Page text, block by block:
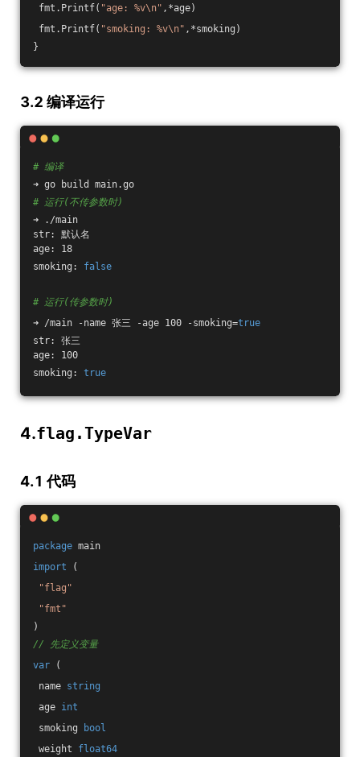
fmt.Printf( "age: %v\n" ,*age)
fmt.Printf( "smoking: %v\n" ,*smoking)
}
3.2 编译运行
# 编译
➜ go build main.go
# 运行(不传参数时)
➜ ./main
str: 默认名
age: 18
smoking: false
# 运行(传参数时)
➜ /main -name 张三 -age 100 -smoking=true
str: 张三
age: 100
smoking: true
4.flag.TypeVar
4.1 代码
package main
import (
"flag"
"fmt"
)
// 先定义变量
var (
name string
age int
smoking
bool
weight float64